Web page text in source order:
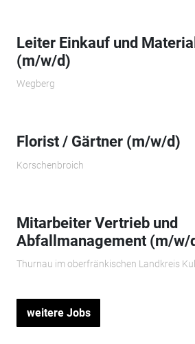
Leiter Einkauf und
(m/w/d)
Wegberg
Florist / Gärtner (m/w/d)
Korschenbroich
Mitarbeiter Vertrieb und
Abfallmanagement (m/w/
Thurnau im oberfränkischen Landkreis
weitere Jobs